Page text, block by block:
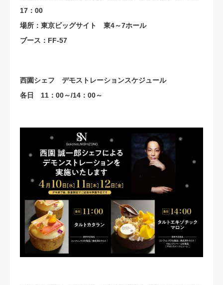
17：00
場所：東京ビッグサイト 東4～7ホール
ブース：FF-57
西園シェフ デモストレーションスケジュール
各日 11：00～/14：00～